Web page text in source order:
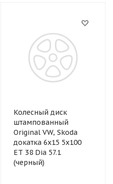
Колесный диск
штампованный
Original VW, Skoda
докатка 6x15 5x100
ET 38 Dia 57.1
(черный)